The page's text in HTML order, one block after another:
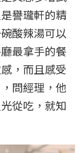
譽瓏軒的精
酸辣湯可以
最拿手的餐
，而且感受
問經理，他
從吃，就知